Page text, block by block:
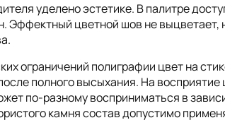
уделено эстетике. В палитре
Эффектный цветной шов не выцветает,
ограничений полиграфии цвет на
полного высыхания. На
по-разному восприниматься в
камня состав допустимо